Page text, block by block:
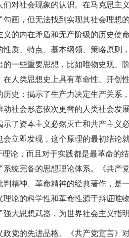
对社会现象的认识。在马克思主
画，但无法找到实现其社会理想
的内在矛盾和无产阶级的历史使
质、特点、基本纲领、策略原则
一些重要思想，比如唯物史观、
人类思想史上具有革命性、开创
史；揭示了生产力决定生产关系
社会形态依次更替的人类社会发
了资本主义必然灭亡和共产主义
立即发现，这个原理的最初结论
论，而且对于实践都是最革命的
统完备的思想理论体系。《共产
精神、革命精神的经典著作，是
论的科学性和革命性源于辩证唯
大思想武器，为世界社会主义指
党的先进品格。《共产党宣言》